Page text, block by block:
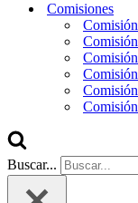
Comisiones
Buscar...